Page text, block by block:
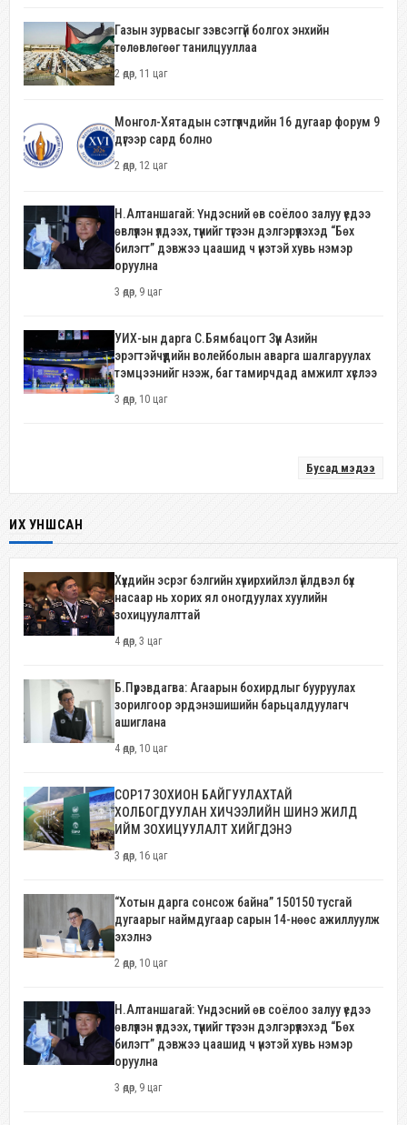
Газын зурвасыг зэвсэггүй болгох энхийн
төлөвлөгөөг танилцууллаа
2 өдөр, 11 цаг
Монгол-Хятадын сэтгүүлчдийн 16 дугаар форум 9
дүгээр сард болно
2 өдөр, 12 цаг
Н.Алтаншагай: Үндэсний өв соёлоо залуу үедээ
өвлүүлэн үлдээх, түүнийг түгээн дэлгэрүүлэхэд “Бөх
билэгт” дэвжээ цаашид ч үнэтэй хувь нэмэр
оруулна
3 өдөр, 9 цаг
УИХ-ын дарга С.Бямбацогт Зүүн Азийн
эрэгтэйчүүдийн волейболын аварга шалгаруулах
тэмцээнийг нээж, баг тамирчдад амжилт хүслээ
3 өдөр, 10 цаг
Бусад мэдээ
ИХ УНШСАН
Хүүхдийн эсрэг бэлгийн хүчирхийлэл үйлдвэл бүх
насаар нь хорих ял оногдуулах хуулийн
зохицуулалттай
4 өдөр, 3 цаг
Б.Пүрэвдагва: Агаарын бохирдлыг бууруулах
зорилгоор эрдэнэшишийн барьцалдуулагч
ашиглана
4 өдөр, 10 цаг
COP17 ЗОХИОН БАЙГУУЛАХТАЙ
ХОЛБОГДУУЛАН ХИЧЭЭЛИЙН ШИНЭ ЖИЛД
ИЙМ ЗОХИЦУУЛАЛТ ХИЙГДЭНЭ
3 өдөр, 16 цаг
“Хотын дарга сонсож байна” 150150 тусгай
дугаарыг наймдугаар сарын 14-нөөс ажиллуулж
эхэлнэ
2 өдөр, 10 цаг
Н.Алтаншагай: Үндэсний өв соёлоо залуу үедээ
өвлүүлэн үлдээх, түүнийг түгээн дэлгэрүүлэхэд “Бөх
билэгт” дэвжээ цаашид ч үнэтэй хувь нэмэр
оруулна
3 өдөр, 9 цаг